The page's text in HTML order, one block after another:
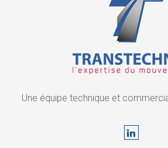
Une équipe technique et